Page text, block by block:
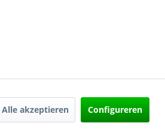
Alle akzeptieren Configureren